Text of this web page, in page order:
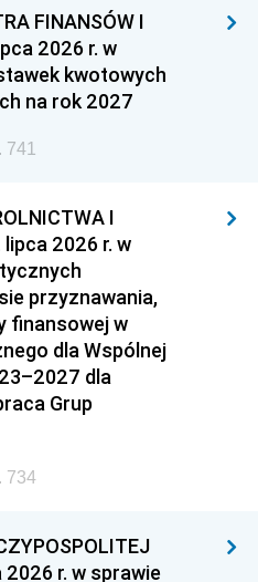
FINANSÓW I
2026 r. w
kwotowych
na rok 2027
I
lipca 2026 r. w
przyznawania,
finansowej w
dla Wspólnej
dla
Grup
734
2026 r. w sprawie